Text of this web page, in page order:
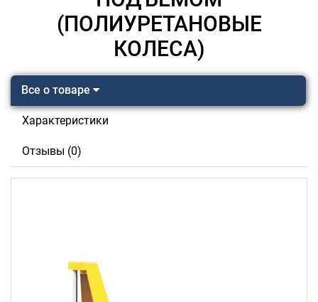
(ПОЛИУРЕТАНОВЫЕ
КОЛЕСА)
Все о товаре
Характеристики
Отзывы (0)